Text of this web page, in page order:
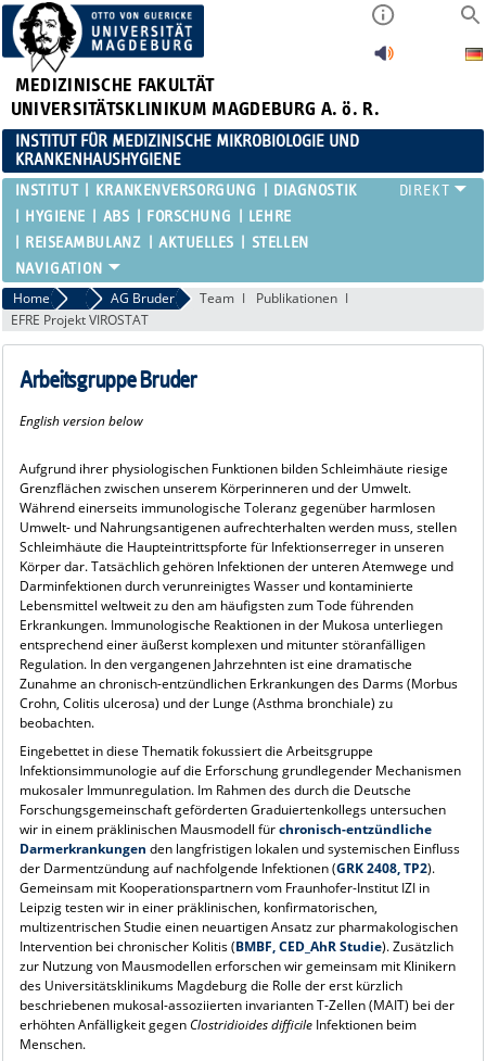
MEDIZINISCHE FAKULTÄT
UNIVERSITÄTSKLINIKUM MAGDEBURG A. ö. R.
INSTITUT FÜR MEDIZINISCHE MIKROBIOLOGIE UND
KRANKENHAUSHYGIENE
INSTITUT KRANKENVERSORGUNG
DIAGNOSTIK
HYGIENE
ABS FORSCHUNG
LEHRE
REISEAMBULANZ
AKTUELLES STELLEN
Home ForschungAG Bruder Team
Publikationen
EFRE Projekt VIROSTAT
Arbeitsgruppe Bruder
English version below
Aufgrund ihrer physiologischen Funktionen bilden Schleimhäute riesige
Grenzflächen zwischen unserem Körperinneren und der Umwelt.
Während einerseits immunologische Toleranz gegenüber harmlosen
Umwelt- und Nahrungsantigenen aufrechterhalten werden muss, stellen
Schleimhäute die Haupteintrittspforte für Infektionserreger in unseren
Körper dar. Tatsächlich gehören Infektionen der unteren Atemwege und
Darminfektionen durch verunreinigtes Wasser und kontaminierte
Lebensmittel weltweit zu den am häufigsten zum Tode führenden
Erkrankungen. Immunologische Reaktionen in der Mukosa unterliegen
entsprechend einer äußerst komplexen und mitunter störanfälligen
Regulation. In den vergangenen Jahrzehnten ist eine dramatische
Zunahme an chronisch-entzündlichen Erkrankungen des Darms (Morbus
Crohn, Colitis ulcerosa) und der Lunge (Asthma bronchiale) zu
beobachten.
Eingebettet in diese Thematik fokussiert die Arbeitsgruppe
Infektionsimmunologie auf die Erforschung grundlegender Mechanismen
mukosaler Immunregulation. Im Rahmen des durch die Deutsche
Forschungsgemeinschaft geförderten Graduiertenkollegs untersuchen
wir in einem präklinischen Mausmodell fürchronisch-entzündliche
Darmerkrankungen den langfristigen lokalen und systemischen Einfluss
der Darmentzündung auf nachfolgende Infektionen (GRK 2408, TP2).
Gemeinsam mit Kooperationspartnern vom Fraunhofer-Institut IZI in
Leipzig testen wir in einer präklinischen, konfirmatorischen,
multizentrischen Studie einen neuartigen Ansatz zur pharmakologischen
Intervention bei chronischer Kolitis (BMBF, CED_AhR Studie). Zusätzlich
zur Nutzung von Mausmodellen erforschen wir gemeinsam mit Klinikern
des Universitätsklinikums Magdeburg die Rolle der erst kürzlich
beschriebenen mukosal-assoziierten invarianten T-Zellen (MAIT) bei der
erhöhten Anfälligkeit gegenClostridioides difficileInfektionen beim
Menschen.